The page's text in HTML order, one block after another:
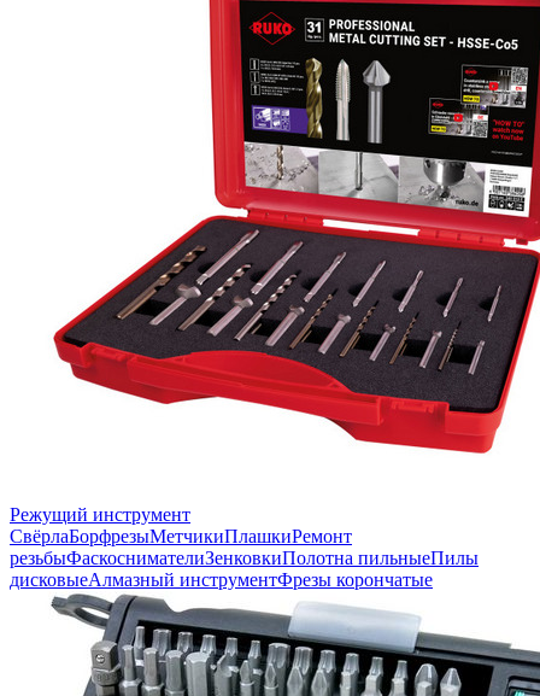
Режущий инструмент
СвёрлаБорфрезыМетчикиПлашкиРемонт
резьбыФаскоснимателиЗенковкиПолотна пильныеПилы
дисковыеАлмазный инструментФрезы корончатые